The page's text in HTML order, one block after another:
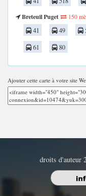
Breteuil Puget
150
41 49
61
80
Ajouter cette carte à votre site
droits d'auteur